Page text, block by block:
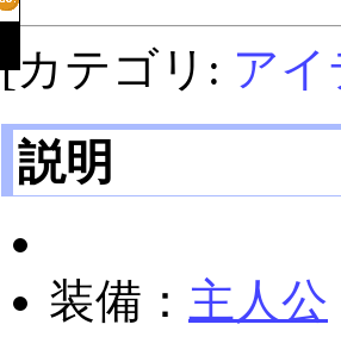
[カテゴリ: ア
説明
装備： 主人公